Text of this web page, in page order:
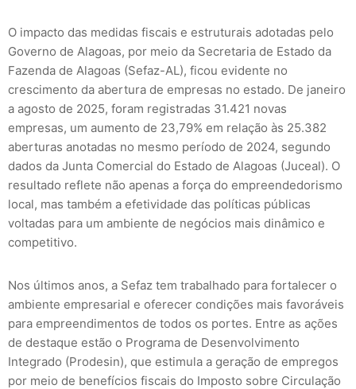
O impacto das medidas fiscais e estruturais adotadas pelo
Governo de Alagoas, por meio da Secretaria de Estado da
Fazenda de Alagoas (Sefaz-AL), ficou evidente no
crescimento da abertura de empresas no estado. De janeiro
a agosto de 2025, foram registradas 31.421 novas
empresas, um aumento de 23,79% em relação às 25.382
aberturas anotadas no mesmo período de 2024, segundo
dados da Junta Comercial do Estado de Alagoas (Juceal). O
resultado reflete não apenas a força do empreendedorismo
local, mas também a efetividade das políticas públicas
voltadas para um ambiente de negócios mais dinâmico e
competitivo.
Nos últimos anos, a Sefaz tem trabalhado para fortalecer o
ambiente empresarial e oferecer condições mais favoráveis
para empreendimentos de todos os portes. Entre as ações
de destaque estão o Programa de Desenvolvimento
Integrado (Prodesin), que estimula a geração de empregos
por meio de benefícios fiscais do Imposto sobre Circulação